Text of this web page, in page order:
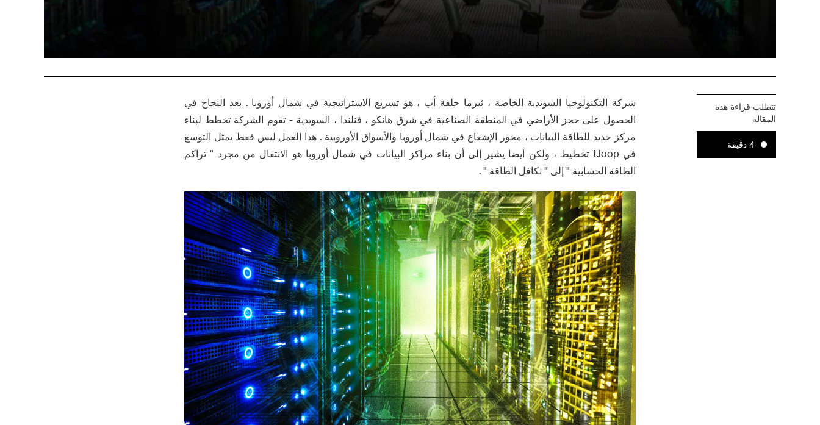
تتطلب قراءة هذه
المقالة
4 دقيقة
شركة التكنولوجيا السويدية الخاصة ، ثيرما حلقة أب ، هو تسريع الاستراتيجية في شمال أوروبا . بعد النجاح في
الحصول على حجز الأراضي في المنطقة الصناعية في شرق هانكو ، فنلندا ، السويدية - تقوم الشركة تخطط لبناء
مركز جديد للطاقة البيانات ، محور الإشعاع في شمال أوروبا والأسواق الأوروبية . هذا العمل ليس فقط يمثل التوسع
في t.loop تخطيط ، ولكن أيضا يشير إلى أن بناء مراكز البيانات في شمال أوروبا هو الانتقال من مجرد " تراكم
الطاقة الحسابية " إلى " تكافل الطاقة " .